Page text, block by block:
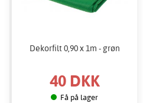
Dekorfilt 0,90 x 1m - grøn
40 DKK
Få på lager